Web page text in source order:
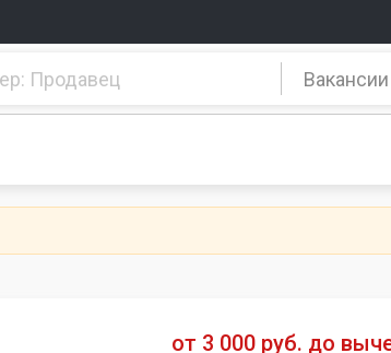
Вакансии
от 3 000 руб. до